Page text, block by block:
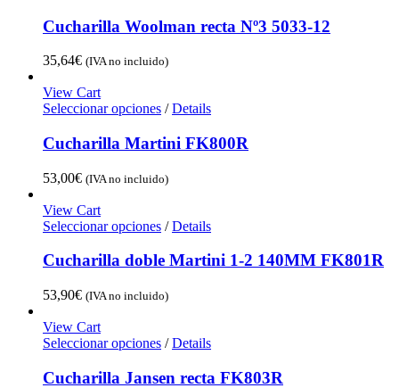
Cucharilla Woolman recta Nº3 5033-12
35,64€ (IVA no incluido)
View Cart
Seleccionar opciones / Details
Cucharilla Martini FK800R
53,00€ (IVA no incluido)
View Cart
Seleccionar opciones / Details
Cucharilla doble Martini 1-2 140MM FK801R
53,90€ (IVA no incluido)
View Cart
Seleccionar opciones / Details
Cucharilla Jansen recta FK803R